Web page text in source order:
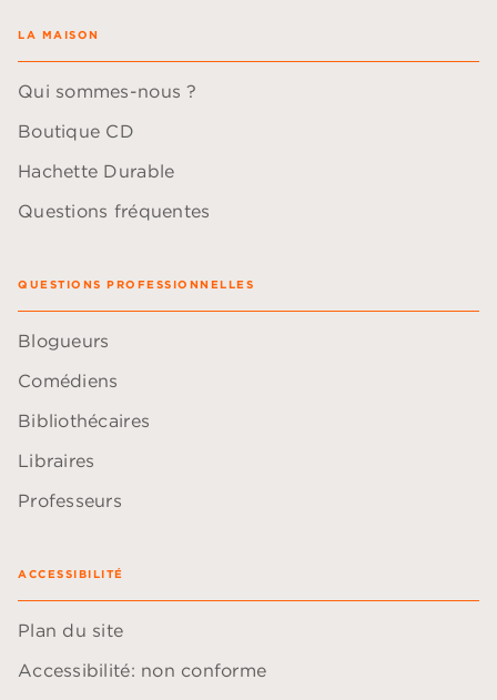
LA MAISON
Qui sommes-nous ?
Boutique CD
Hachette Durable
Questions fréquentes
QUESTIONS PROFESSIONNELLES
Blogueurs
Comédiens
Bibliothécaires
Libraires
Professeurs
ACCESSIBILITÉ
Plan du site
Accessibilité: non conforme